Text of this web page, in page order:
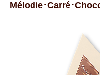
Mélodie･Carré･